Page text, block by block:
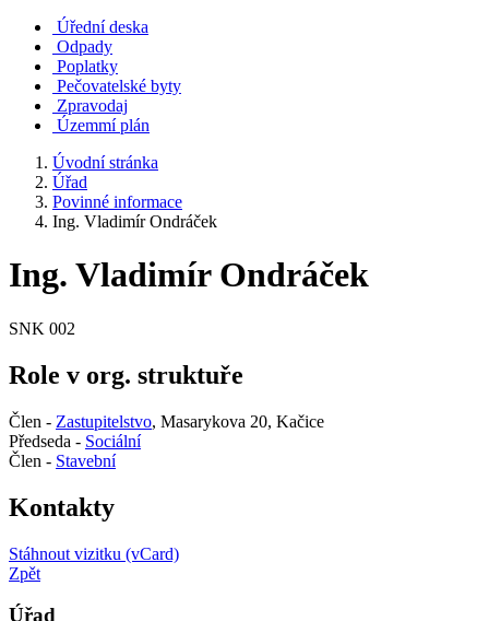
Úřední deska
Odpady
Poplatky
Pečovatelské byty
Zpravodaj
Územmí plán
Úvodní stránka
Úřad
Povinné informace
Ing. Vladimír Ondráček
Ing. Vladimír Ondráček
SNK 002
Role v org. struktuře
Člen - Zastupitelstvo, Masarykova 20, Kačice
Předseda - Sociální
Člen - Stavební
Kontakty
Stáhnout vizitku (vCard)
Zpět
Úřad